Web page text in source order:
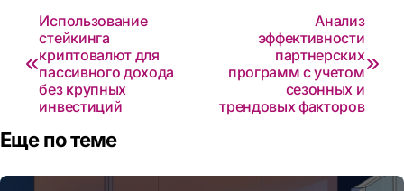
Навигация
по
записям
Использование
стейкинга
криптовалют для
пассивного дохода
без крупных
инвестиций
Анализ
эффективности
партнерских
программ с учетом
сезонных и
трендовых факторов
Еще по теме